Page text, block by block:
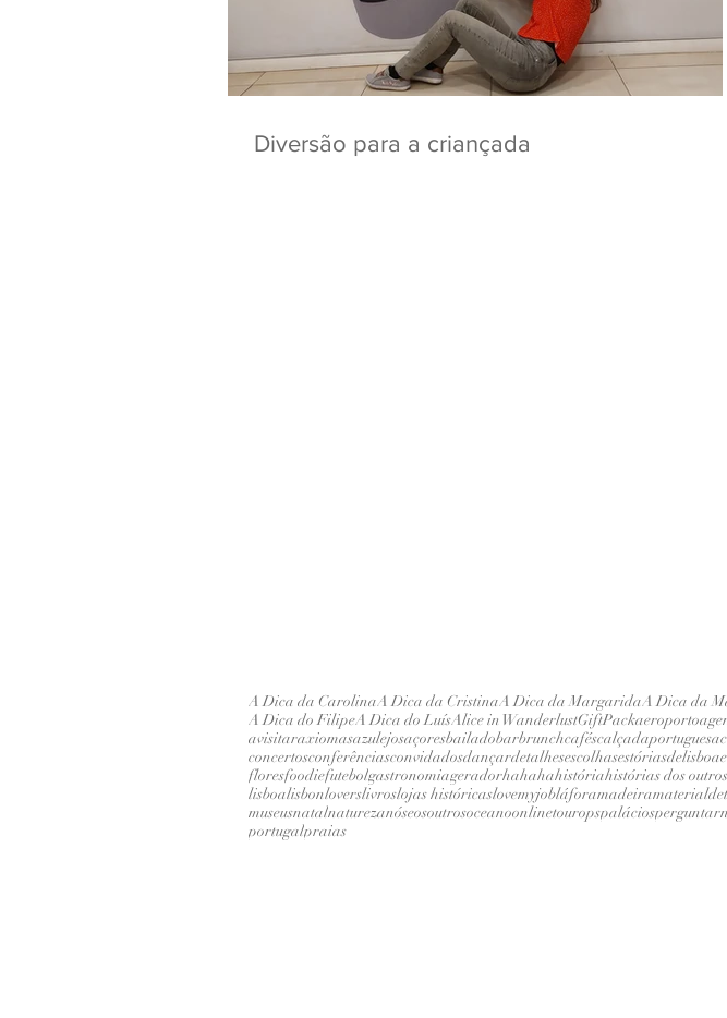
Diversão para a criançada
A Dica da CarolinaA Dica da CristinaA Dica da MargaridaA Dica da
A Dica do FilipeA Dica do LuísAlice in WanderlustGiftPackaeroporto
avisitaraxiomasazulejosaçoresbailadobarbrunchcaféscalçadaportuguesa
concertosconferênciasconvidadosdançardetalhesescolhasestóriasdelisboa
floresfoodiefutebolgastronomiageradorhahahahistóriahistórias dos outros
lisboalisbonloverslivroslojas históricaslovemyjobláforamadeira
museusnatalnaturezanóseosoutrosoceanoonlinetouropspalácios
portugalpraias